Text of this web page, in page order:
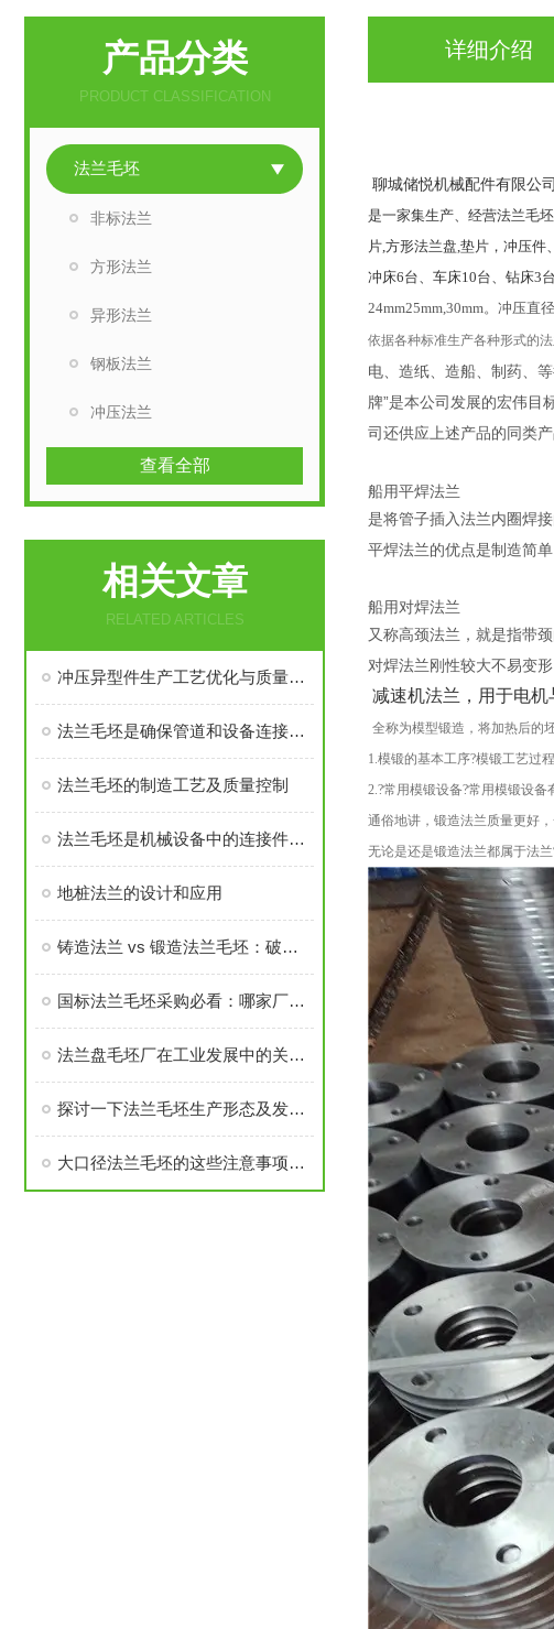
详细介绍
聊城储悦机械配件有限公
是一家集生产、经营法兰毛
片,方形法兰盘,垫片，冲压
冲床6台、车床10台、钻床3
24mm25mm,30mm。冲压直
依据各种标准生产各种形式的
电、造纸、造船、制药、
牌”是本公司发展的宏伟目
司还供应上述产品的同类
船用平焊法兰
是将管子插入法兰内圈焊
平焊法兰的优点是制造简
船用对焊法兰
又称高颈法兰，就是指带
对焊法兰刚性较大不易变
减速机法兰，用于电机
全称为模型锻造，将加热后的
1.模锻的基本工序?模锻工艺过
2.?常用模锻设备?常用模锻设备
通俗地讲，锻造法兰质量更好
无论是还是锻造法兰都属于法
产品分类
PRODUCT CLASSIFICATION
法兰毛坯
非标法兰
方形法兰
异形法兰
钢板法兰
冲压法兰
查看全部
相关文章
RELATED ARTICLES
冲压异型件生产工艺优化与质量控制
法兰毛坯是确保管道和设备连接密封性、承载力的基础
法兰毛坯的制造工艺及质量控制
法兰毛坯是机械设备中的连接件之一
地桩法兰的设计和应用
铸造法兰 vs 锻造法兰毛坯：破坏性测试告诉你谁更耐用
国标法兰毛坯采购必看：哪家厂家的售后与口碑经得起考验？
法兰盘毛坯厂在工业发展中的关键角色
探讨一下法兰毛坯生产形态及发展前景
大口径法兰毛坯的这些注意事项要了解